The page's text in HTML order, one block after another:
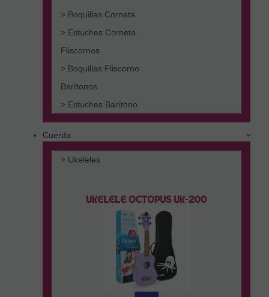
> Boquillas Corneta
> Estuches Corneta
Fliscornos
> Boquillas Fliscorno
Barítonos
> Estuches Barítono
Cuerda
> Ukeleles